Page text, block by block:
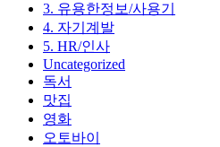
3. 유용한정보/사용기
4. 자기계발
5. HR/인사
Uncategorized
독서
맛집
영화
오토바이